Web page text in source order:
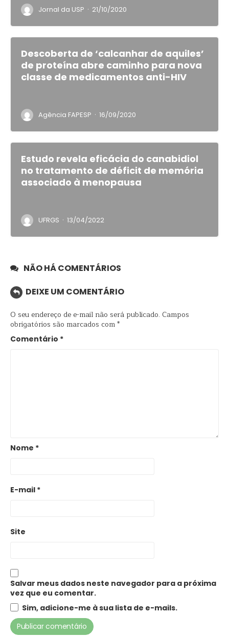
Jornal da USP · 21/10/2020
Descoberta de ‘calcanhar de aquiles’
de proteína abre caminho para nova
classe de medicamentos anti-HIV
Agência FAPESP · 16/09/2020
Estudo revela eficácia do canabidiol
no tratamento de déficit de memória
associado à menopausa
UFRGS · 13/04/2022
NÃO HÁ COMENTÁRIOS
DEIXE UM COMENTÁRIO
O seu endereço de e-mail não será publicado. Campos
obrigatórios são marcados com*
Comentário *
Nome *
E-mail *
Site
Salvar meus dados neste navegador para a próxima
vez que eu comentar.
Sim, adicione-me à sua lista de e-mails.